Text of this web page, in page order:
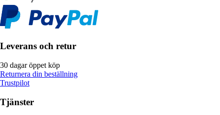
Leverans och retur
30 dagar öppet köp
Returnera din beställning
Trustpilot
Tjänster